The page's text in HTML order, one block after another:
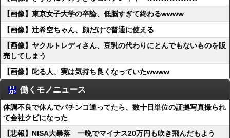
【画像】東京女子大学の卒論、低脳すぎて終わるwwww
【画像】辻希空ちゃん、顔だけで普通に使える
【画像】ヤクルトレディさん、豆乳の代わりにとんでもないものを販
売してしまう
【画像】叱る人、実は気持ち良くなっていたwwww
働くモノニュース
体調不良で休んでパチンコ通ってたら、数十日単位の証拠写真撮られ
て会社クビになった
【悲報】NISA大暴落 一晩でマイナス20万円も吹き飛んだもよう